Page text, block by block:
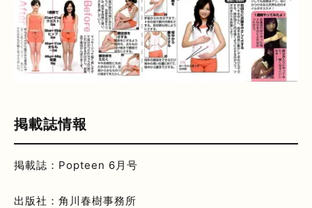
掲載誌情報
掲載誌：Popteen 6月号
出版社：角川春樹事務所